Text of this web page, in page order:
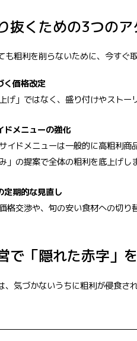
抜くための3つのア
も粗利を削らないために、今すぐ
く価格改定
げ」ではなく、盛り付けやストー
ドメニューの強化
イドメニューは一般的に高粗利
」の提案で全体の粗利を底上げし
定期的な見直し
格交渉や、旬の安い食材への切り
で「隠れた赤字」
、気づかないうちに粗利が侵食さ